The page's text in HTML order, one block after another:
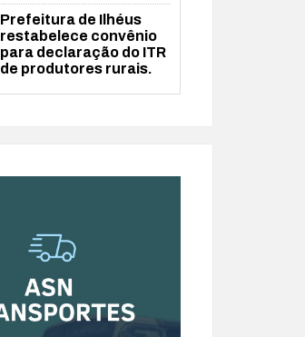
Prefeitura de Ilhéus
restabelece convênio
para declaração do ITR
de produtores rurais.